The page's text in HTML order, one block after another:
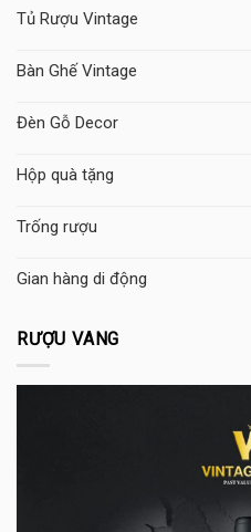
Tủ Rượu Vintage
Bàn Ghế Vintage
Đèn Gỗ Decor
Hộp quà tặng
Trống rượu
Gian hàng di động
RƯỢU VANG